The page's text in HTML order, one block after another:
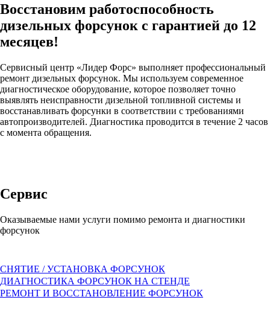
Восстановим работоспособность
дизельных форсунок с гарантией до 12
месяцев!
Сервисный центр «Лидер Форс» выполняет профессиональный
ремонт дизельных форсунок. Мы используем современное
диагностическое оборудование, которое позволяет точно
выявлять неисправности дизельной топливной системы и
восстанавливать форсунки в соответствии с требованиями
автопроизводителей. Диагностика проводится в течение 2 часов
с момента обращения.
Сервис
Оказываемые нами услуги помимо ремонта и диагностики
форсунок
СНЯТИЕ / УСТАНОВКА ФОРСУНОК
ДИАГНОСТИКА ФОРСУНОК НА СТЕНДЕ
РЕМОНТ И ВОССТАНОВЛЕНИЕ ФОРСУНОК